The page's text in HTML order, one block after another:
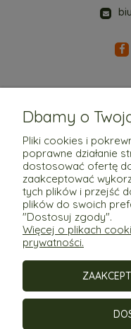
Dbamy o
Pliki cookies i
poprawne działanie
dostosować ofertę
zaakceptować
tych plików i przejść
plików do swoich
"Dostosuj zgody".
Więcej o plikach
prywatności.